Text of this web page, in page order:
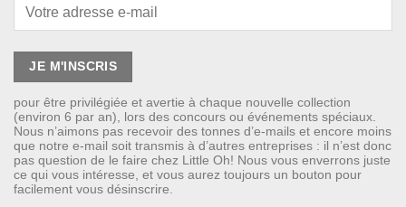
pour être privilégiée et avertie à chaque nouvelle collection
(environ 6 par an), lors des concours ou événements spéciaux.
Nous n’aimons pas recevoir des tonnes d’e-mails et encore moins
que notre e-mail soit transmis à d’autres entreprises : il n’est donc
pas question de le faire chez Little Oh! Nous vous enverrons juste
ce qui vous intéresse, et vous aurez toujours un bouton pour
facilement vous désinscrire.